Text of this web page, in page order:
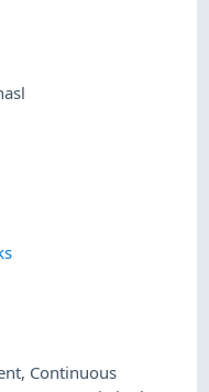
, Continuous